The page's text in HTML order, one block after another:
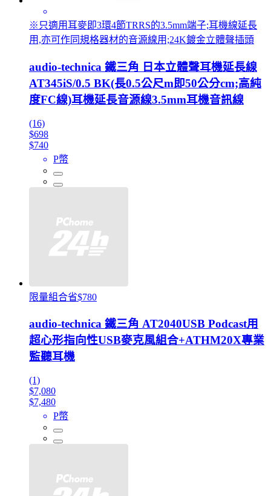
※只適用耳麥即3環4節TRRS的3.5mm端子;耳機線延長
用,亦可作同規格器材的音源線用;24K鍍金立體聲插頭
audio-technica 鐵三角 日本立體聲耳機延長線
AT345iS/0.5 BK(長0.5公尺m即50公分cm;高純
度FC線)耳機延長音源線3.5mm耳機音訊線
(16)
$698
$740
P幣
限量組合省$780
audio-technica 鐵三角 AT2040USB Podcast用
超心形指向性USB麥克風組合+ATHM20X專業
監聽耳機
(1)
$7,080
$7,480
P幣